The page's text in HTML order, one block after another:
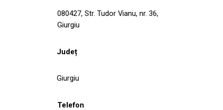
080427, Str. Tudor Vianu, nr. 36,
Giurgiu
Județ
Giurgiu
Telefon